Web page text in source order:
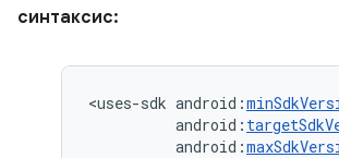
синтаксис:
<uses-sdk android:
android:
android: